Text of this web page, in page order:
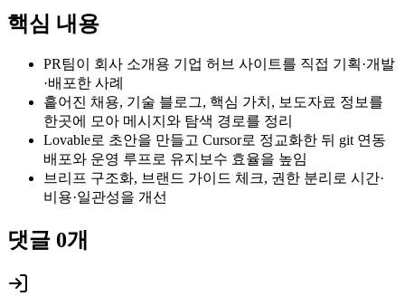
핵심 내용
PR팀이 회사 소개용 기업 허브 사이트를 직접 기획·개발
·배포한 사례
흩어진 채용, 기술 블로그, 핵심 가치, 보도자료 정보를
한곳에 모아 메시지와 탐색 경로를 정리
Lovable로 초안을 만들고 Cursor로 정교화한 뒤 git 연동
배포와 운영 루프로 유지보수 효율을 높임
브리프 구조화, 브랜드 가이드 체크, 권한 분리로 시간·
비용·일관성을 개선
댓글 0개